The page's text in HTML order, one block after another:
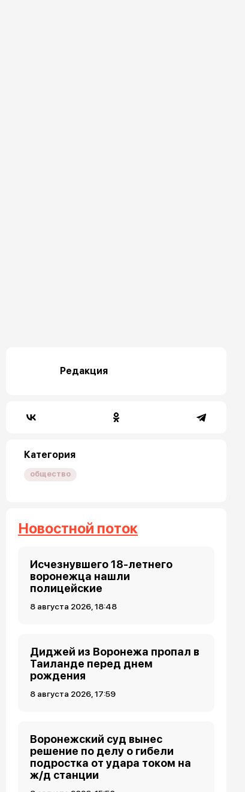
Редакция
Категория
общество
Новостной поток
Исчезнувшего 18-летнего
воронежца нашли
полицейские
8 августа 2026, 18:48
Диджей из Воронежа пропал в
Таиланде перед днем
рождения
8 августа 2026, 17:59
Воронежский суд вынес
решение по делу о гибели
подростка от удара током на
ж/д станции